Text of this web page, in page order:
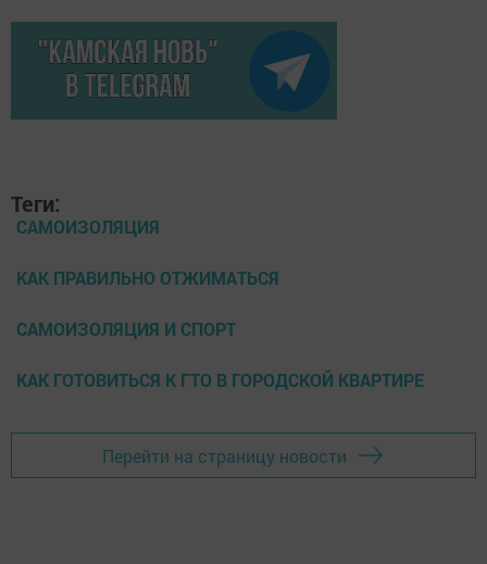
Теги:
САМОИЗОЛЯЦИЯ
КАК ПРАВИЛЬНО ОТЖИМАТЬСЯ
САМОИЗОЛЯЦИЯ И СПОРТ
КАК ГОТОВИТЬСЯ К ГТО В ГОРОДСКОЙ КВАРТИРЕ
Перейти на страницу новости